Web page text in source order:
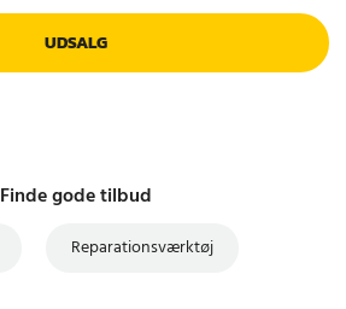
UDSALG
Finde gode tilbud
Reparationsværktøj